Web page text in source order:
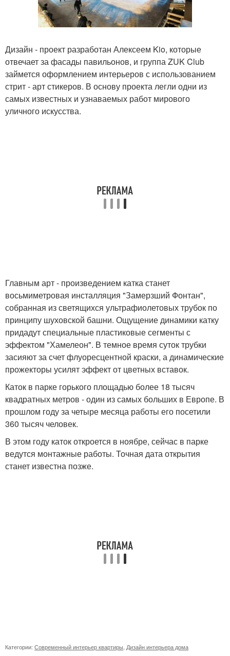
Дизайн - проект разработан Алексеем Kio, которые
отвечает за фасады павильонов, и группа ZUK Club
займется оформлением интерьеров с использованием
стрит - арт стикеров. В основу проекта легли одни из
самых известных и узнаваемых работ мирового
уличного искусства.
Главным арт - произведением катка станет
восьмиметровая инсталляция "Замерзший Фонтан",
собранная из светящихся ультрафиолетовых трубок по
принципу шуховской башни. Ощущение динамики катку
придадут специальные пластиковые сегменты с
эффектом "Хамелеон". В темное время суток трубки
засияют за счет флуоресцентной краски, а динамические
прожекторы усилят эффект от цветных вставок.
Каток в парке горького площадью более 18 тысяч
квадратных метров - один из самых больших в Европе. В
прошлом году за четыре месяца работы его посетили
360 тысяч человек.
В этом году каток откроется в ноябре, сейчас в парке
ведутся монтажные работы. Точная дата открытия
станет известна позже.
Категории: Современный интерьер квартиры Дизайн интерьера дома